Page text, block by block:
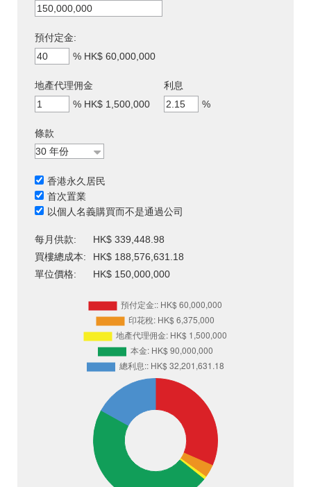
預付定金:
% HK$ 60,000,000
地產代理佣金
% HK$ 1,500,000
利息
%
條款
香港永久居民
首次置業
以個人名義購買而不是通過公司
每月供款:
HK$ 339,448.98
買樓總成本:
HK$ 188,576,631.18
單位價格:
HK$ 150,000,000